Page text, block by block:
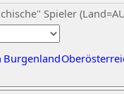
Spieler
Burgenland